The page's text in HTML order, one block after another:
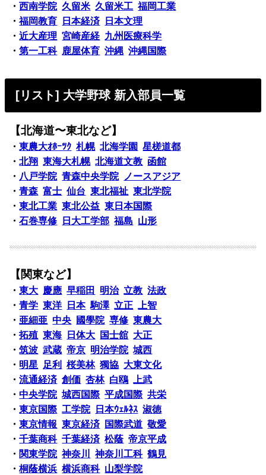
・西南学院 久留米 久留米工 福岡工業
・福岡教育 日本経済
日本文理
・近大産理 宮崎産経 九州医療科学
・第一工科 鹿屋体育 沖縄 沖縄国際
[リスト] 大学野球 新入部員一覧
【北海道〜東北など】
・東農大ｵﾎｰﾂｸ 札幌 北海学園
星槎道都
・北翔 東海大札幌 北海道文教 函館
・ 八戸学院 青森中央学院
ノースアジア
・青森 富士 仙台 東北福祉 東北学院
・東北工業 東北公益 東日本国際
・石巻専修 日大工学部 福島 山形
【関東など】
・東大 慶應 早稲田 明治 立教 法政
・青学 東洋 日本 駒澤 立正
上智
・ 亜細亜 中央 國學院 専修 東農大
・拓殖 東海 日体大 国士舘 大正
・筑波 武蔵 帝京 明治学院 城西
・ 明星 足利 桜美林 獨協 大東文化
・流通経済 創価 杏林 白鴎
上武
・中央学院 城西国際 平成国際 共栄
・東京国際 工学院 日本ｳｪﾙﾈｽ 淑徳
・東京情報 東京経済 国際武道 敬愛
・千葉商科 千葉経済 松蔭 帝京平成
・ 関東学院 神奈川 神奈川工科 鶴見
・桐蔭横浜 横浜商科 山梨学院